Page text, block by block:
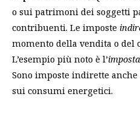
o sui patrimoni dei soggetti
contribuenti. Le imposte
momento della vendita o del
L’esempio più noto è l’
Sono imposte indirette anche
sui consumi energetici.